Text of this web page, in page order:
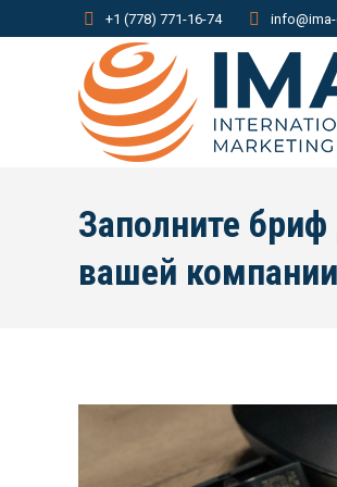
+1 (778) 771-16-74
Заполните бриф
вашей компании